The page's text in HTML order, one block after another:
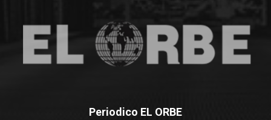
Periodico EL ORBE